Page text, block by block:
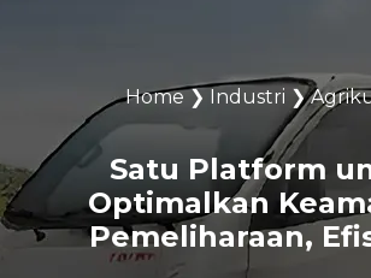
Home❯ Industri ❯
Satu Platform
Optimalkan
Pemeliharaan,